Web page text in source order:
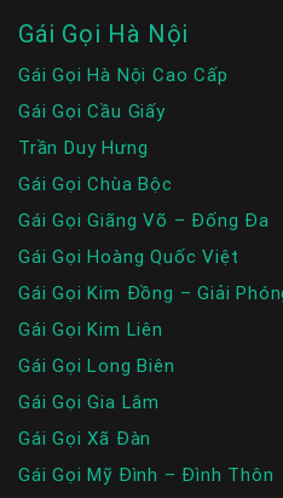
Gái Gọi Hà Nội
Gái Gọi Hà Nội Cao Cấp
Gái Gọi Cầu Giấy
Trần Duy Hưng
Gái Gọi Chùa Bộc
Gái Gọi Giãng Võ – Đống Đa
Gái Gọi Hoàng Quốc Việt
Gái Gọi Kim Đồng – Giải
Gái Gọi Kim Liên
Gái Gọi Long Biên
Gái Gọi Gia Lâm
Gái Gọi Xã Đàn
Gái Gọi Mỹ Đình – Đình Thôn